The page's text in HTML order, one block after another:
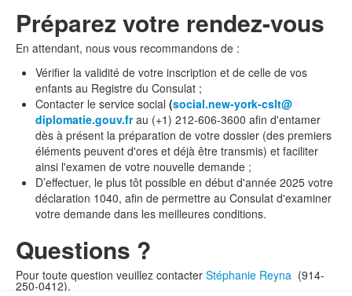
Préparez votre rendez-vous
En attendant, nous vous recommandons de :
Vérifier la validité de votre inscription et de celle de vos
enfants au Registre du Consulat ;
Contacter le service social (social.new-york-cslt@
diplomatie.gouv.fr au (+1) 212-606-3600 afin d'entamer
dès à présent la préparation de votre dossier (des premiers
éléments peuvent d'ores et déjà être transmis) et faciliter
ainsi l'examen de votre nouvelle demande ;
D’effectuer, le plus tôt possible en début d'année 2025 votre
déclaration 1040, afin de permettre au Consulat d'examiner
votre demande dans les meilleures conditions.
Questions ?
Pour toute question veuillez contacter Stéphanie Reyna (914-
250-0412).